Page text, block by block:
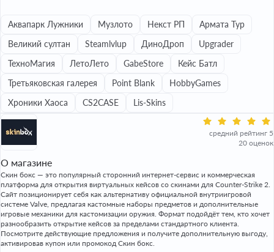
Аквапарк Лужники Музлото Некст РП
Армата Тур
Великий султан
Steamlvlup ДиноДроп
Upgrader
ТехноМагия
ЛетоЛето GabeStore
Кейс Батл
Третьяковская галерея
Point Blank
HobbyGames
Хроники Хаоса
CS2CASE Lis-Skins
средний рейтинг 5
20 оценок
О магазине
Скин бокс — это популярный сторонний интернет-сервис и коммерческая
платформа для открытия виртуальных кейсов со скинами для Counter-Strike 2.
Сайт позиционирует себя как альтернативу официальной внутриигровой
системе Valve, предлагая кастомные наборы предметов и дополнительные
игровые механики для кастомизации оружия. Формат подойдёт тем, кто хочет
разнообразить открытие кейсов за пределами стандартного клиента.
Посмотрите действующие предложения и получите дополнительную выгоду,
активировав купон или промокод Скин бокс.